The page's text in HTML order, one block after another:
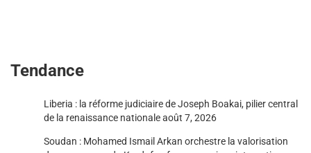
Tendance
Liberia : la réforme judiciaire de Joseph Boakai, pilier central
de la renaissance nationaleaoût 7, 2026
Soudan : Mohamed Ismail Arkan orchestre la valorisation